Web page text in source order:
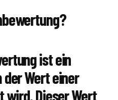
ist ein
Wert einer
Dieser Wert